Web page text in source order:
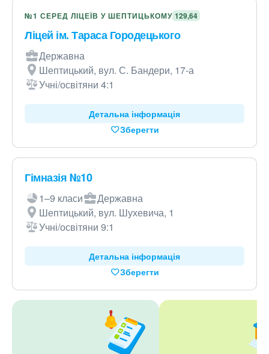
№1 СЕРЕД ЛІЦЕЇВ У ШЕПТИЦЬКОМУ 129,64
Ліцей ім. Тараса Городецького
Державна
Шептицький, вул. С. Бандери, 17-а
Учні/освітяни 4:1
Детальна інформація
Зберегти
Гімназія №10
1–9 класи
Державна
Шептицький, вул. Шухевича, 1
Учні/освітяни 9:1
Детальна інформація
Зберегти